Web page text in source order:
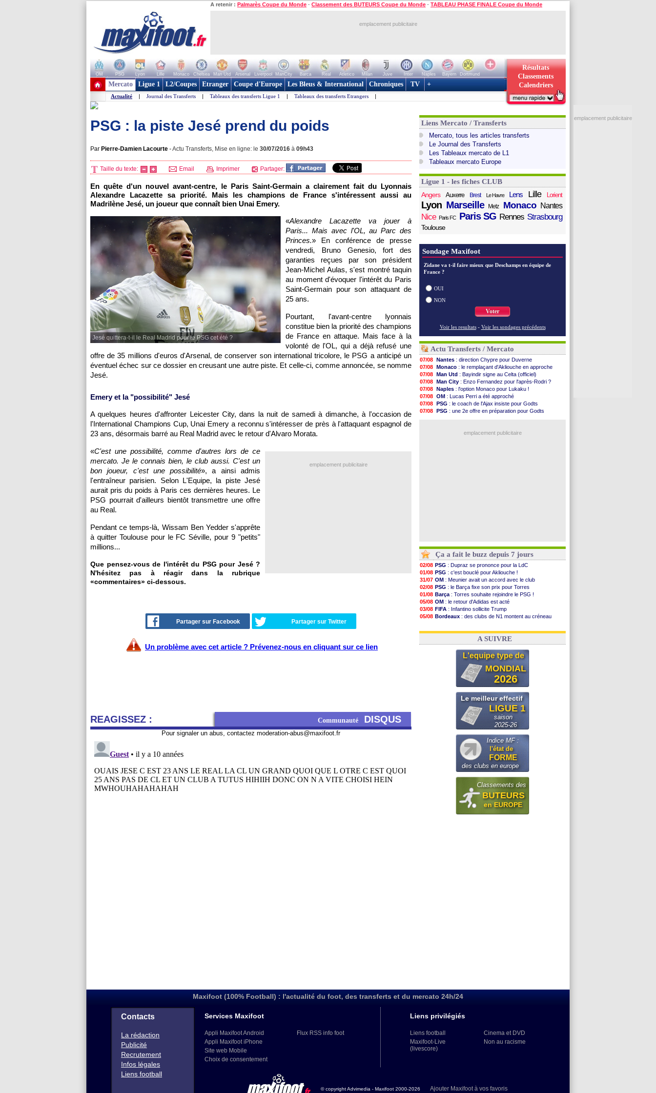
A retenir : Palmarès Coupe du Monde - Classement des BUTEURS Coupe du Monde - TABLEAU PHASE FINALE Coupe du Monde
emplacement publicitaire
OM PSG Lyon Lille Monaco Chelsea Man Utd Arsenal Liverpool ManCity Barca Real Atletico Milan Juve Inter Naples Bayern
Dortmund
+ de clubs
Résultats
Classements
Calendriers
Mercato Ligue 1 L2/Coupes Etranger Coupe d'Europe Les Bleus & International Chroniques TV +
Actualité | Journal des Transferts | Tableaux des transferts Ligue 1 | Tableaux des transferts Etrangers |
PSG : la piste Jesé prend du poids
Par Pierre-Damien Lacourte -Actu Transferts, Mise en ligne: le 30/07/2016 à 09h43
Taille du texte: Email Imprimer Partager:
En quête d'un nouvel avant-centre, le Paris Saint-Germain a clairement fait du Lyonnais
Alexandre Lacazette sa priorité. Mais les champions de France s'intéressent aussi au
Madrilène Jesé, un joueur que connaît bien Unai Emery.
Jesé quittera-t-il le Real Madrid pour le PSG cet été ?
«Alexandre Lacazette va jouer à
Paris... Mais avec l'OL, au Parc des
Princes.» En conférence de presse
vendredi, Bruno Genesio, fort des
garanties reçues par son président
Jean-Michel Aulas, s'est montré taquin
au moment d'évoquer l'intérêt du Paris
Saint-Germain pour son attaquant de
25 ans.
Pourtant, l'avant-centre lyonnais
constitue bien la priorité des champions
de France en attaque. Mais face à la
volonté de l'OL, qui a déjà refusé une
offre de 35 millions d'euros d'Arsenal, de conserver son international tricolore, le PSG a anticipé un
éventuel échec sur ce dossier en creusant une autre piste. Et celle-ci, comme annoncée, se nomme
Jesé.
Emery et la "possibilité" Jesé
A quelques heures d'affronter Leicester City, dans la nuit de samedi à dimanche, à l'occasion de
l'International Champions Cup, Unai Emery a reconnu s'intéresser de près à l'attaquant espagnol de
23 ans, désormais barré au Real Madrid avec le retour d'Alvaro Morata.
emplacement publicitaire
«C'est une possibilité, comme d'autres lors de ce
mercato. Je le connais bien, le club aussi. C'est un
bon joueur, c'est une possibilité», a ainsi admis
l'entraîneur parisien. Selon L'Equipe, la piste Jesé
aurait pris du poids à Paris ces dernières heures. Le
PSG pourrait d'ailleurs bientôt transmettre une offre
au Real.
Pendant ce temps-là, Wissam Ben Yedder s'apprête
à quitter Toulouse pour le FC Séville, pour 9 "petits"
millions...
Que pensez-vous de l'intérêt du PSG pour Jesé ?
N'hésitez pas à réagir dans la rubrique
«commentaires» ci-dessous.
Partager sur Facebook Partager sur Twitter
Un problème avec cet article ? Prévenez-nous en cliquant sur ce lien
REAGISSEZ : Communauté DISQUS
Pour signaler un abus, contactez moderation-abus@maxifoot.fr
Liens Mercato / Transferts
Mercato, tous les articles transferts
Le Journal des Transferts
Les Tableaux mercato de L1
Tableaux mercato Europe
Ligue 1 - les fiches CLUB
Angers
Auxerre Brest Le Havre Lens Lille Lorient
Lyon Marseille Metz Monaco Nantes
Nice Paris FC Paris SG Rennes Strasbourg
Toulouse
Sondage Maxifoot
Zidane va t-il faire mieux que Deschamps en équipe de
France ?
OUI
NON
Voter
Voir les resultats - Voir les sondages précédents
Actu Transferts / Mercato
07/08 Nantes : direction Chypre pour Duverne
07/08 Monaco : le remplaçant d'Akliouche en approche
07/08 Man Utd : Bayindir signe au Celta (officiel)
07/08 Man City : Enzo Fernandez pour l'après-Rodri ?
07/08 Naples : l'option Monaco pour Lukaku !
07/08 OM : Lucas Perri a été approché
07/08 PSG : le coach de l'Ajax insiste pour Godts
07/08 PSG : une 2e offre en préparation pour Godts
: Newcastle est prévenu pour Nmecha
emplacement publicitaire
Ça a fait le buzz depuis 7 jours
02/08 PSG : Dupraz se prononce pour la LdC
01/08 PSG : c'est bouclé pour Akliouche !
31/07 OM : Meunier avait un accord avec le club
02/08 PSG : le Barça fixe son prix pour Torres
01/08 Barça : Torres souhaite rejoindre le PSG !
05/08 OM : le retour d'Adidas est acté
03/08 FIFA : Infantino sollicite Trump
05/08 Bordeaux : des clubs de N1 montent au créneau
03/08 Real: le démenti de Leipzig pour Diomandé
A SUIVRE
L'equipe type de
MONDIAL
2026
Le meilleur effectif
LIGUE 1
saison
2025-26
Indice MF :
l'état de
FORME
des clubs en europe
Classements des
BUTEURS
en EUROPE
emplacement publicitaire
Maxifoot (100% Football) : l'actualité du foot, des transferts et du mercato 24h/24
Contacts
La rédaction
Publicité
Recrutement
Infos légales
Liens football
Services Maxifoot
Appli Maxifoot Android
Appli Maxifoot iPhone
Site web Mobile
Choix de consentement
Flux RSS info foot
Liens privilégiés
Liens football
Maxifoot-Live
(livescore)
Cinema et DVD
Non au racisme
© copyright Advimedia - Maxifoot 2000-2026 Ajouter Maxifoot à vos favoris